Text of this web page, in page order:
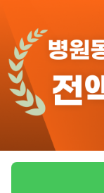
4일전등록
반경